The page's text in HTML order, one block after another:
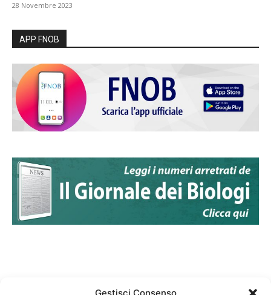
28 Novembre 2023
APP FNOB